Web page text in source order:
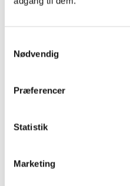
Nødvendig
Præferencer
Statistik
Marketing
online.
2 dage